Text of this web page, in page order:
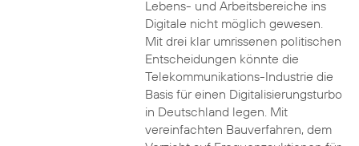
Lebens- und Arbeitsbereiche ins
Digitale nicht möglich gewesen.
Mit drei klar umrissenen politischen
Entscheidungen könnte die
Telekommunikations-Industrie die
Basis für einen Digitalisierungsturbo
in Deutschland legen. Mit
vereinfachten Bauverfahren, dem